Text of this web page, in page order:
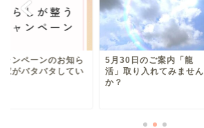
ャンペーンのお知ら
家がバタバタしてい
5月30日のご案内「龍
活」取り入れてみません
か？